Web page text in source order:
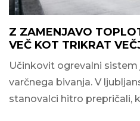
Z ZAMENJAVO
VEČ KOT TRIKRAT
Učinkovit ogrevalni
varčnega bivanja. V
stanovalci hitro prepričali,